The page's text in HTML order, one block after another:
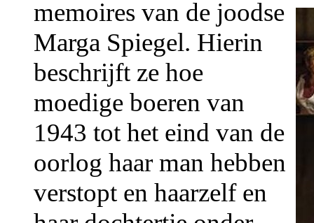
memoires van de joodse
Marga Spiegel. Hierin
beschrijft ze hoe
moedige boeren van
1943 tot het eind van de
oorlog haar man hebben
verstopt en haarzelf en